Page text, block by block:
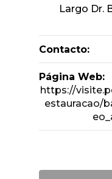
Largo Dr.
Contacto:
Página Web:
https://
estauracao/